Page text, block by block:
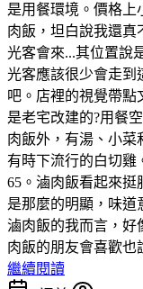
是用餐環境。價格上
肉飯，坦白說我還真
光客會來...其位置說
光客應該很少會走到
吧。店裡的視覺帶點
是老宅改建的?用餐
肉飯外，有湯、小菜
有時下流行的白切雞
65。滷肉飯看起來
是那麼的明顯，味道
滷肉飯的我而言，好
肉飯的朋友會喜歡也
繼續閱讀